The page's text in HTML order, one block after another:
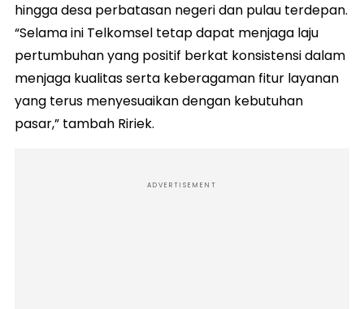
hingga desa perbatasan negeri dan pulau terdepan.
“Selama ini Telkomsel tetap dapat menjaga laju
pertumbuhan yang positif berkat konsistensi dalam
menjaga kualitas serta keberagaman fitur layanan
yang terus menyesuaikan dengan kebutuhan
pasar,” tambah Ririek.
ADVERTISEMENT